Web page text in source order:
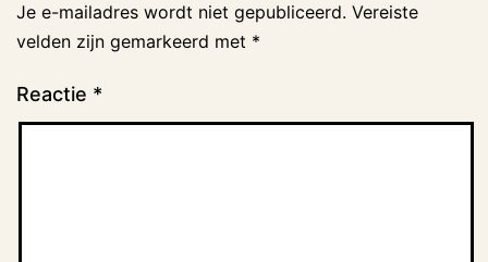
Je e-mailadres wordt niet gepubliceerd. Vereiste
velden zijn gemarkeerd met *
Reactie *